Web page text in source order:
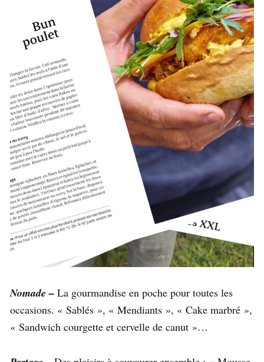
Nomade – La gourmandise en poche pour toutes les
occasions. « Sablés », « Mendiants », « Cake marbré »,
« Sandwich courgette et cervelle de canut »…